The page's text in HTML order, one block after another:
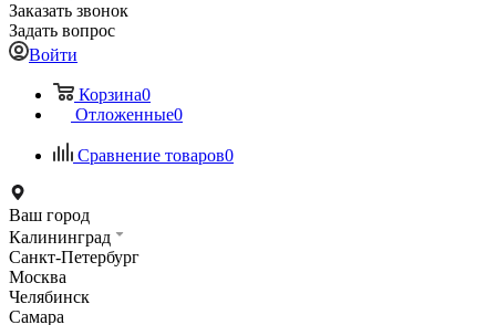
Заказать звонок
Задать вопрос
Войти
Корзина0
Отложенные0
Сравнение товаров0
Ваш город
Калининград
Санкт-Петербург
Москва
Челябинск
Самара